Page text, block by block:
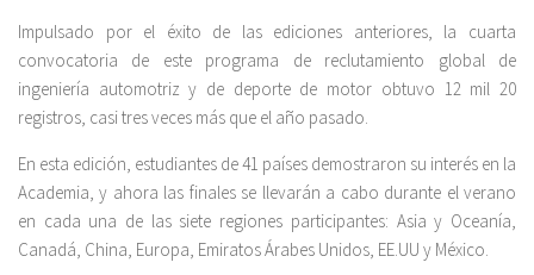
Impulsado por el éxito de las ediciones anteriores, la cuarta
convocatoria de este programa de reclutamiento global de
ingeniería automotriz y de deporte de motor obtuvo 12 mil 20
registros, casi tres veces más que el año pasado.
En esta edición, estudiantes de 41 países demostraron su interés en la
Academia, y ahora las finales se llevarán a cabo durante el verano
en cada una de las siete regiones participantes: Asia y Oceanía,
Canadá, China, Europa, Emiratos Árabes Unidos, EE.UU y México.